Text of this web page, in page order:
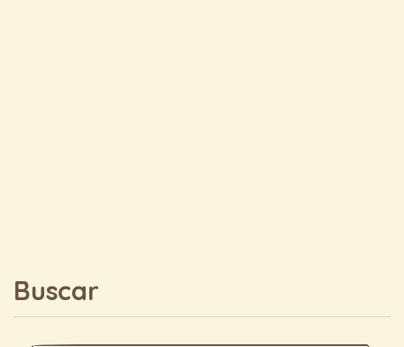
Buscar